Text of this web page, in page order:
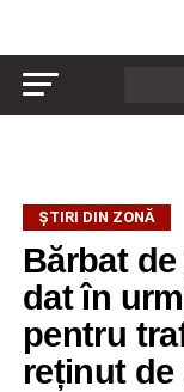
ȘTIRI DIN ZONĂ
Bărbat
dat în
pentru
reținut